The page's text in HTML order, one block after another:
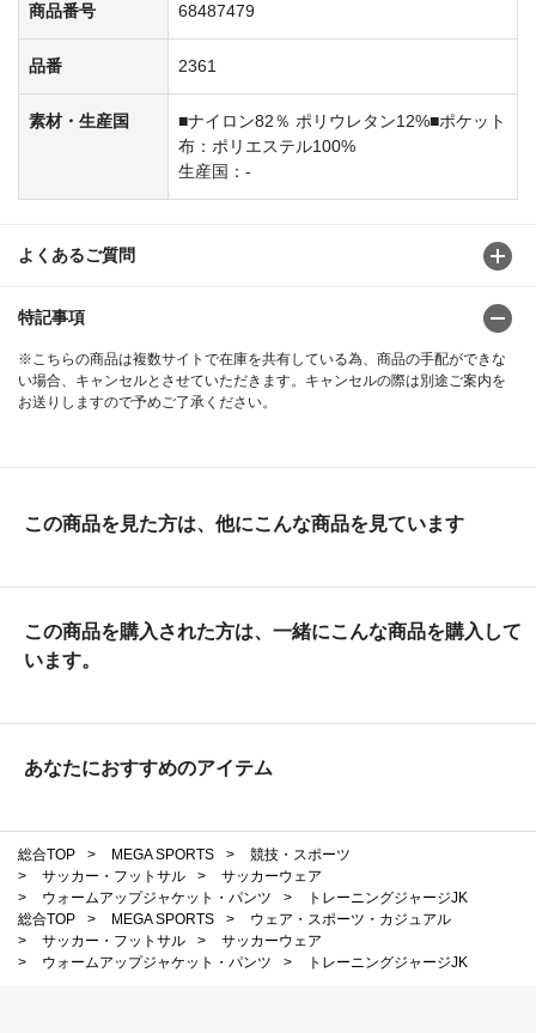
商品番号 68487479
品番 2361
素材・生産国
■ナイロン82％ ポリウレタン12%■ポケット
布：ポリエステル100%
生産国：-
よくあるご質問
特記事項
※こちらの商品は複数サイトで在庫を共有している為、商品の手配ができな
い場合、キャンセルとさせていただきます。キャンセルの際は別途ご案内を
お送りしますので予めご了承ください。
この商品を見た方は、他にこんな商品を見ています
この商品を購入された方は、一緒にこんな商品を購入して
います。
あなたにおすすめのアイテム
総合TOP > MEGA SPORTS >
競技・スポーツ
>
サッカー・フットサル >
サッカーウェア
>
ウォームアップジャケット・パンツ >
トレーニングジャージJK
総合TOP
> MEGA SPORTS >
ウェア・スポーツ・カジュアル
>
サッカー・フットサル >
サッカーウェア
>
ウォームアップジャケット・パンツ > トレーニングジャージJK